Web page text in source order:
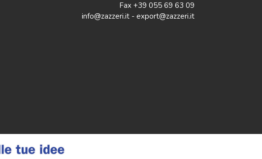
Fax +39 055 69 63 09
info@zazzeri.it - export@zazzeri.it